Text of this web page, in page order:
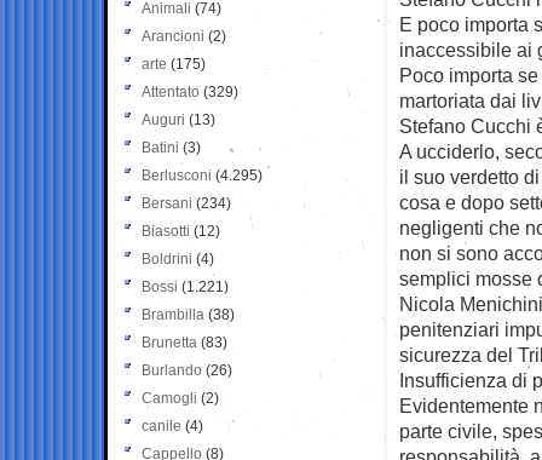
E poco importa
inaccessibile ai
Poco importa
martoriata dai
Stefano Cucchi
A ucciderlo,
il suo verdetto
cosa e dopo
negligenti che
non si sono
semplici mosse
Nicola
penitenziari
sicurezza del
Insufficienza di
Evidentemente
parte civile,
Animali (74)
Arancioni (2)
arte (175)
Attentato (329)
Auguri (13)
Batini (3)
Berlusconi (4.295)
Bersani (234)
Biasotti (12)
Boldrini (4)
Bossi (1.221)
Brambilla (38)
Brunetta (83)
Burlando (26)
Camogli (2)
canile (4)
Cappello (8)